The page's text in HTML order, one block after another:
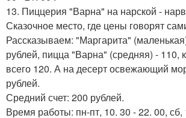
13. Пиццерия "Варна" на нарской -
Сказочное место, где цены говорят
Рассказываем: "Маргарита"
рублей, пицца "Варна" (средняя) - 110,
всего 120. А на десерт освежающий
рублей.
Средний счет: 200 рублей.
Время работы: пн-пт, 10. 30 - 22. 00, сб,